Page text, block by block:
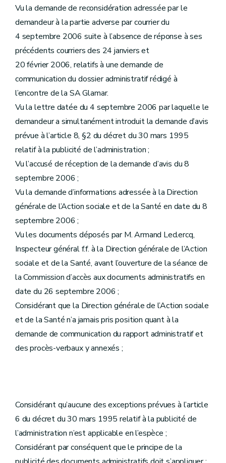
Vu la demande de reconsidération adressée par le
demandeur à la partie adverse par courrier du
4 septembre 2006 suite à l’absence de réponse à ses
précédents courriers des 24 janviers et
20 février 2006, relatifs à une demande de
communication du dossier administratif rédigé à
l’encontre de la SA Glamar.
Vu la lettre datée du 4 septembre 2006 par laquelle le
demandeur a simultanément introduit la demande d’avis
prévue à l’article 8, §2 du décret du 30 mars 1995
relatif à la publicité de l’administration ;
Vu l’accusé de réception de la demande d’avis du 8
septembre 2006 ;
Vu la demande d’informations adressée à la Direction
générale de l’Action sociale et de la Santé en date du 8
septembre 2006 ;
Vu les documents déposés par M. Armand Leclercq,
Inspecteur général f.f. à la Direction générale de l’Action
sociale et de la Santé, avant l’ouverture de la séance de
la Commission d’accès aux documents administratifs en
date du 26 septembre 2006 ;
Considérant que la Direction générale de l’Action sociale
et de la Santé n’a jamais pris position quant à la
demande de communication du rapport administratif et
des procès-verbaux y annexés ;
Considérant qu’aucune des exceptions prévues à l’article
6 du décret du 30 mars 1995 relatif à la publicité de
l’administration n’est applicable en l’espèce ;
Considérant par conséquent que le principe de la